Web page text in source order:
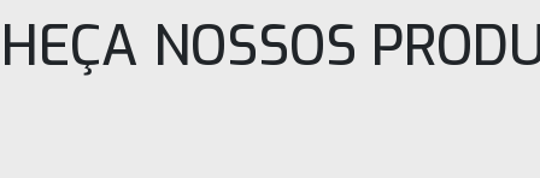
NOSSOS